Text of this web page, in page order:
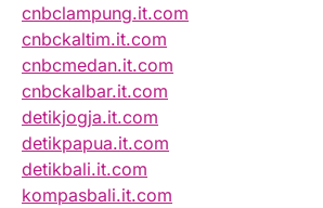
cnbclampung.it.com
cnbckaltim.it.com
cnbcmedan.it.com
cnbckalbar.it.com
detikjogja.it.com
detikpapua.it.com
detikbali.it.com
kompasbali.it.com